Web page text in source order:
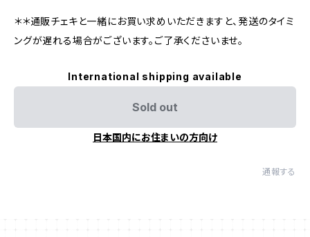
＊＊通販チェキと一緒にお買い求めいただきますと、発送のタイミ
ングが遅れる場合がございます。ご了承くださいませ。
International shipping available
Sold out
日本国内にお住まいの方向け
通報する